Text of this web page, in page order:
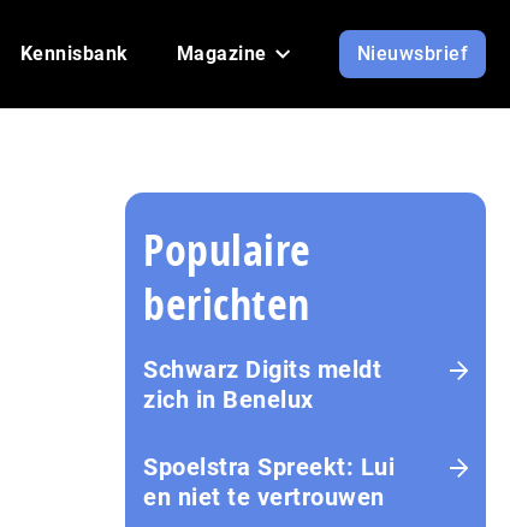
Kennisbank Magazine Nieuwsbrief
Populaire
berichten
Schwarz Digits meldt
zich in Benelux
Spoelstra Spreekt: Lui
en niet te vertrouwen